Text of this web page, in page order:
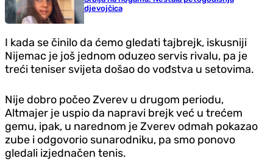
djevojčica
I kada se činilo da ćemo gledati tajbrejk, iskusniji
Nijemac je još jednom oduzeo servis rivalu, pa je
treći teniser svijeta došao do vođstva u setovima.
Nije dobro počeo Zverev u drugom periodu,
Altmajer je uspio da napravi brejk već u trećem
gemu, ipak, u narednom je Zverev odmah pokazao
zube i odgovorio sunarodniku, pa smo ponovo
gledali izjednačen tenis.